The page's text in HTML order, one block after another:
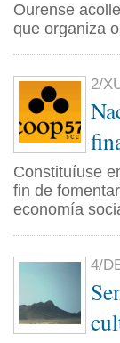
Ourense
que organiza
2/
Constituíuse
fin de
economía
4/